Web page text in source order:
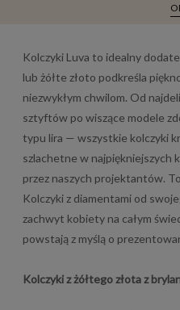
Kolczyki Luva to idealny
lub żółte złoto podkreśla
niezwykłym chwilom. Od
sztyftów po wiszące modele
typu lira — wszystkie kolczyki
szlachetne w najpiękniejszych
przez naszych projektantów.
Kolczyki z diamentami od
zachwyt kobiety na całym
powstają z myślą o
Kolczyki z żółtego złota z